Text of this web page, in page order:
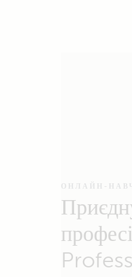
ОНЛАЙН-